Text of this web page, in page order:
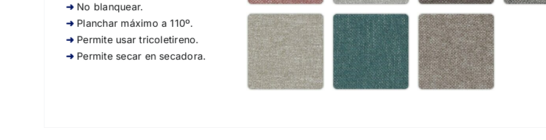
No blanquear.
Planchar máximo a 110º.
Permite usar tricoletireno.
Permite secar en secadora.